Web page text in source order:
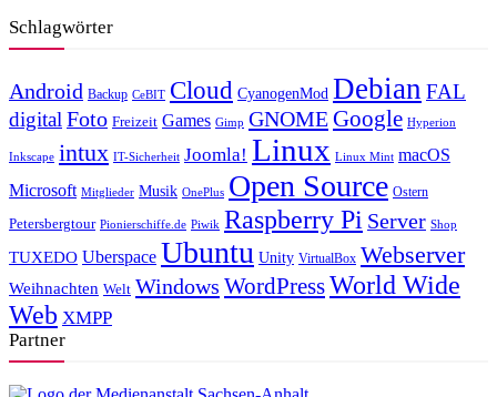
Schlagwörter
Android Backup CeBIT Cloud CyanogenMod Debian FAL
digital Foto Freizeit Games Gimp GNOMEGoogle Hyperion
Inkscape intux IT-Sicherheit Joomla! Linux Linux Mint macOS
Microsoft Mitglieder Musik OnePlus Open Source Ostern
Petersbergtour Pionierschiffe.de Piwik Raspberry Pi Server Shop
TUXEDO Uberspace Ubuntu Unity VirtualBox Webserver
Weihnachten Welt Windows WordPressWorld Wide
Web XMPP
Partner